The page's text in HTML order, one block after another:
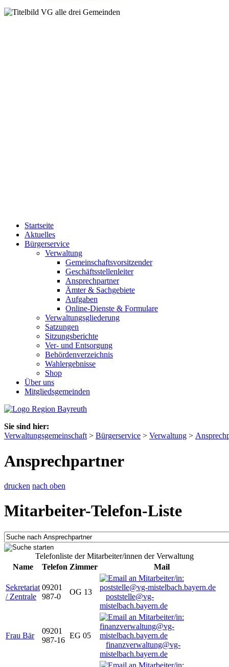
Startseite
Aktuelles
Bürgerservice
Verwaltung
Gemeinschaftsvorsitzender
Geschäftsstellenleiter
Ansprechpartner
Ämter & Sachgebiete
Aufgaben
Online-Dienste & Formulare
Verwaltungsgliederung
Satzungen
Sitzungsberichte
Ver- und Entsorgung
Behördenverzeichnis
Wahlergebnisse
Shop
Über uns
Mitgliedsgemeinden
Sie sind hier:
Verwaltungsgemeinschaft > Bürgerservice > Verwaltung >
Ansprechpartner
drucken nach oben
Mitarbeiter-Telefon-Liste
Telefonliste der Mitarbeiter/innen der Verwaltung
Name
Telefon Zimmer Mail
Sekretariat
/ Zentrale
09201
987-0
OG 13
poststelle@vg-
mistelbach.bayern.de
Frau Bär
09201
987-16
EG 05
finanzverwaltung@vg-
mistelbach.bayern.de